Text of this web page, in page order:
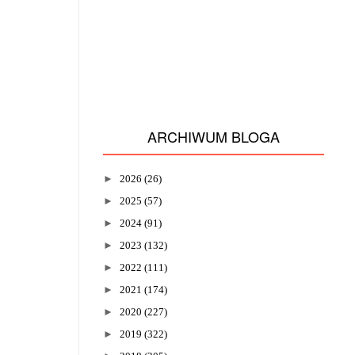
ARCHIWUM BLOGA
► 2026 (26)
► 2025 (57)
► 2024 (91)
► 2023 (132)
► 2022 (111)
► 2021 (174)
► 2020 (227)
► 2019 (322)